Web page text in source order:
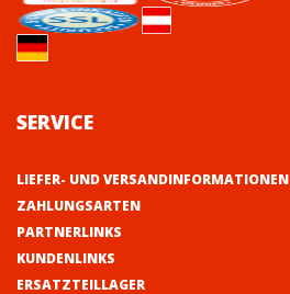
SERVICE
LIEFER- UND VERSANDINFORMATIONEN
ZAHLUNGSARTEN
PARTNERLINKS
KUNDENLINKS
ERSATZTEILLAGER